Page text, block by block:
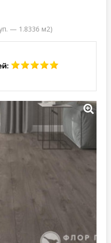
— 1.8336 м2)